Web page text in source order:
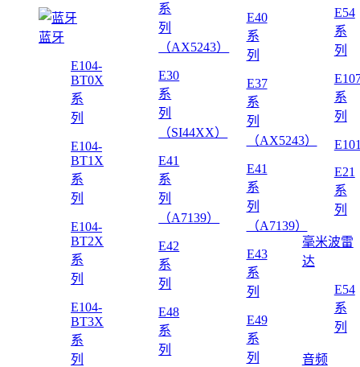
蓝牙
E104-
BT0X
系
列
E104-
BT1X
系
列
E104-
BT2X
系
列
E104-
BT3X
系
列
系
列
（AX5243）
E30
系
列
（SI44XX）
E41
系
列
（A7139）
E42
系
列
E48
系
列
E40
系
列
E37
系
列
（AX5243）
E41
系
列
（A7139）
E43
系
列
E49
系
列
E54
系
列
系
列
E21
系
列
毫米波雷
达
E54
系
列
音频